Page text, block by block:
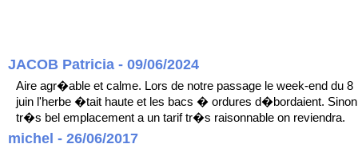
JACOB Patricia - 09/06/2024
Aire agr�able et calme. Lors de notre passage le week-end du 8
juin l'herbe �tait haute et les bacs � ordures d�bordaient. Sinon
tr�s bel emplacement a un tarif tr�s raisonnable on reviendra.
michel - 26/06/2017